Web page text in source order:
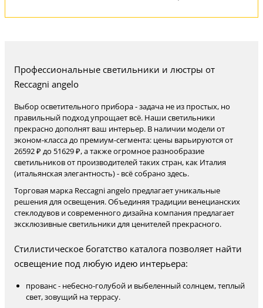
Профессиональные светильники и люстры от
Reccagni angelo
Выбор осветительного прибора - задача не из простых, но
правильный подход упрощает всё. Наши светильники
прекрасно дополнят ваш интерьер. В наличии модели от
эконом-класса до премиум-сегмента: цены варьируются от
26592 ₽ до 51629 ₽, а также огромное разнообразие
светильников от производителей таких стран, как Италия
(итальянская элегантность) - всё собрано здесь.
Торговая марка Reccagni angelo предлагает уникальные
решения для освещения. Объединяя традиции венецианских
стеклодувов и современного дизайна компания предлагает
эксклюзивные светильники для ценителей прекрасного.
Стилистическое богатство каталога позволяет найти
освещение под любую идею интерьера:
прованс - небесно-голубой и выбеленный солнцем, теплый
свет, зовущий на террасу.